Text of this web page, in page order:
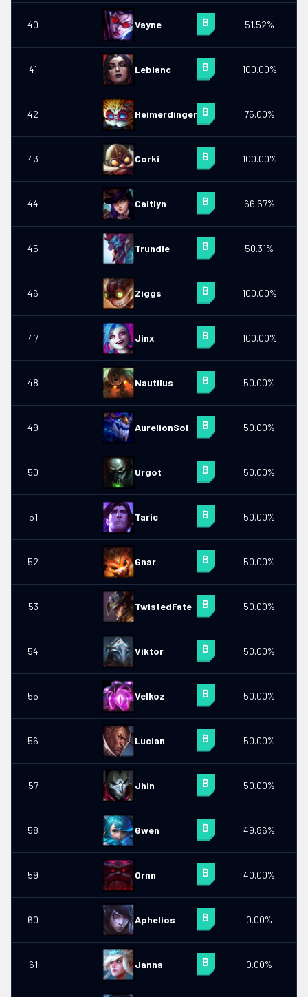
40 Vayne 51.52%
41 Leblanc 100.00%
42 Heimerdinger 75.00%
43 Corki 100.00%
44 Caitlyn 66.67%
45 Trundle 50.31%
46 Ziggs 100.00%
47 Jinx 100.00%
48 Nautilus 50.00%
49 AurelionSol 50.00%
50 Urgot 50.00%
51 Taric 50.00%
52 Gnar 50.00%
53 TwistedFate 50.00%
54 Viktor 50.00%
55 Velkoz 50.00%
56 Lucian 50.00%
57 Jhin 50.00%
58 Gwen 49.86%
59 Ornn 40.00%
60 Aphelios 0.00%
61 Janna 0.00%